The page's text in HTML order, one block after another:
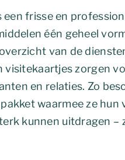
een frisse en
één geheel
van de
visitekaartjes zorgen
en relaties. Zo
waarmee ze hun
kunnen uitdragen –